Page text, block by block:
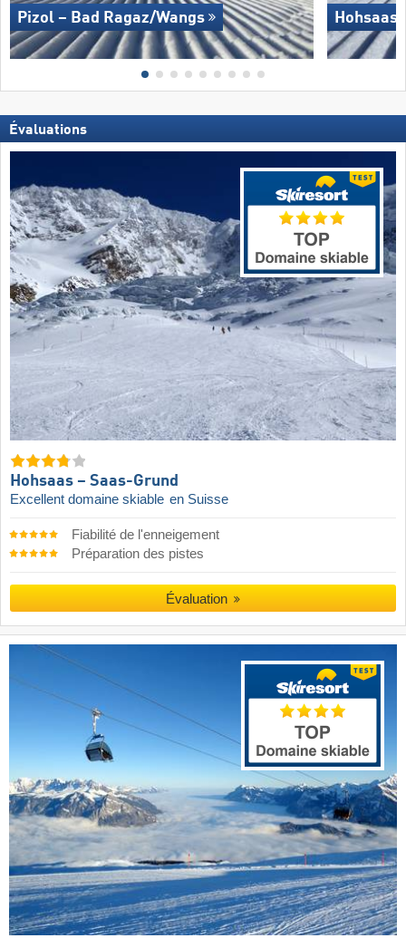
Pizol – Bad Ragaz/​Wangs Hohsaas
Évaluations
Hohsaas – Saas-Grund
Excellent domaine skiable en Suisse
Fiabilité de l'enneigement
Préparation des pistes
Évaluation